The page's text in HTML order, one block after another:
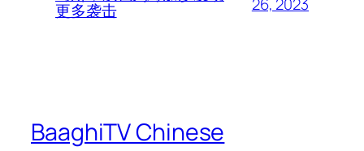
更多袭击
BaaghiTV Chinese